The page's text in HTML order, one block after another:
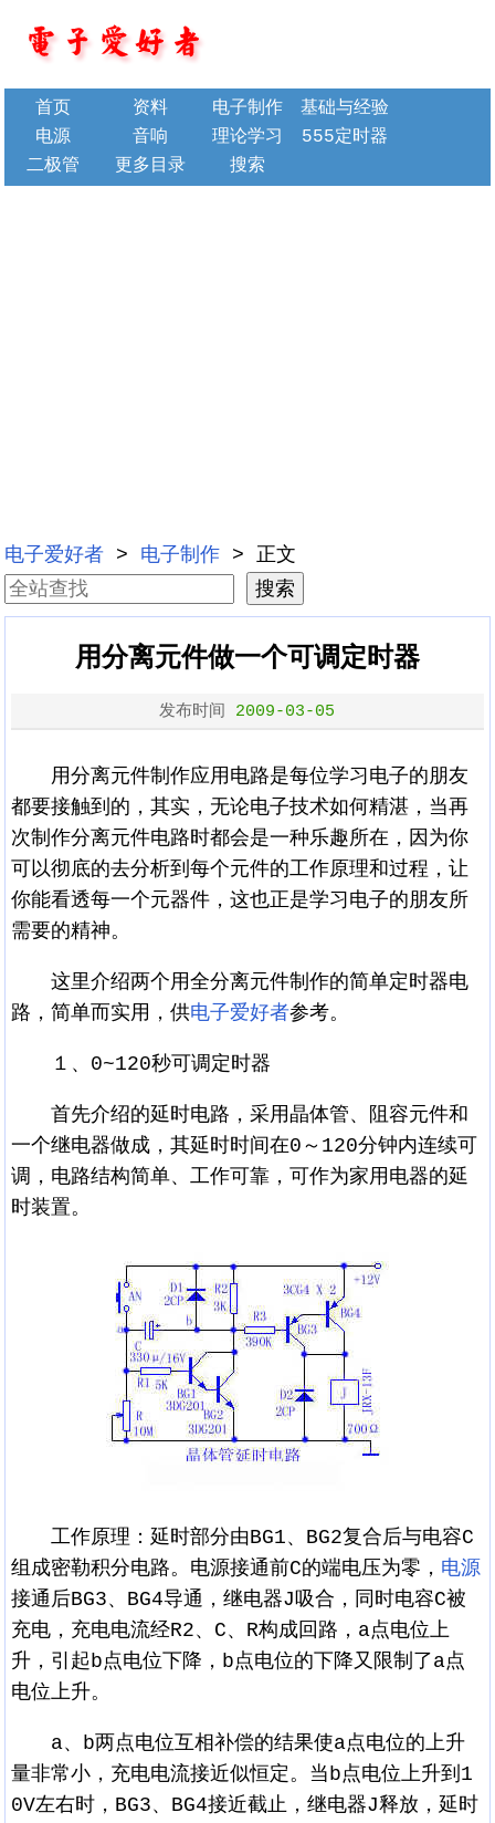
首页 资料 电子制作
基础与经验
电源
音响 理论学习
555定时器
二极管
更多目录 搜索
电子爱好者 > 电子制作 > 正文
用分离元件做一个可调定时器
发布时间 2009-03-05
用分离元件制作应用电路是每位学习电子的朋友
都要接触到的，其实，无论电子技术如何精湛，当再
次制作分离元件电路时都会是一种乐趣所在，因为你
可以彻底的去分析到每个元件的工作原理和过程，让
你能看透每一个元器件，这也正是学习电子的朋友所
需要的精神。
这里介绍两个用全分离元件制作的简单定时器电
路，简单而实用，供电子爱好者参考。
１、0~120秒可调定时器
首先介绍的延时电路，采用晶体管、阻容元件和
一个继电器做成，其延时时间在0～120分钟内连续可
调，电路结构简单、工作可靠，可作为家用电器的延
时装置。
工作原理：延时部分由BG1、BG2复合后与电容C
组成密勒积分电路。电源接通前C的端电压为零， 电源
接通后BG3、BG4导通，继电器J吸合，同时电容C被
充电，充电电流经R2、C、R构成回路，a点电位上
升，引起b点电位下降，b点电位的下降又限制了a点
电位上升。
a、b两点电位互相补偿的结果使a点电位的上升
量非常小，充电电流接近似恒定。当b点电位上升到1
0V左右时，BG3、BG4接近截止，继电器J释放，延时